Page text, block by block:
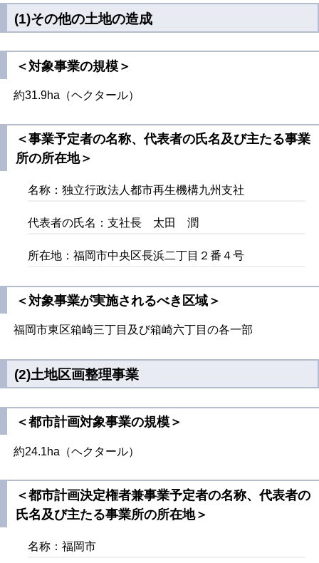
(1)その他の土地の造成
＜対象事業の規模＞
約31.9ha（ヘクタール）
＜事業予定者の名称、代表者の氏名及び主たる事業
所の所在地＞
名称：独立行政法人都市再生機構九州支社
代表者の氏名：支社長 太田 潤
所在地：福岡市中央区長浜二丁目２番４号
＜対象事業が実施されるべき区域＞
福岡市東区箱崎三丁目及び箱崎六丁目の各一部
(2)土地区画整理事業
＜都市計画対象事業の規模＞
約24.1ha（ヘクタール）
＜都市計画決定権者兼事業予定者の名称、代表者の
氏名及び主たる事業所の所在地＞
名称：福岡市